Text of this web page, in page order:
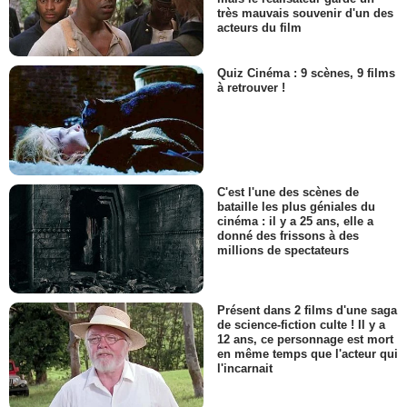
très mauvais souvenir d'un des
acteurs du film
Quiz Cinéma : 9 scènes, 9 films
à retrouver !
C'est l'une des scènes de
bataille les plus géniales du
cinéma : il y a 25 ans, elle a
donné des frissons à des
millions de spectateurs
Présent dans 2 films d'une saga
de science-fiction culte ! Il y a
12 ans, ce personnage est mort
en même temps que l'acteur qui
l'incarnait